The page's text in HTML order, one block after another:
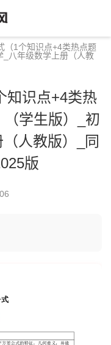
（1个知识点+4类热点题
_八年级数学上册（人教
知识点+4类热
学生版）_初
人教版）_同
版